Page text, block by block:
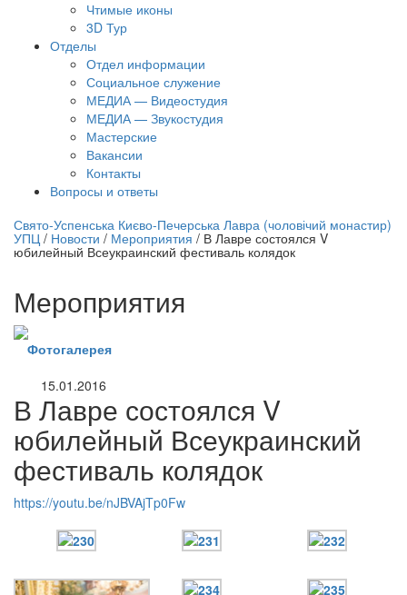
Чтимые иконы
3D Тур
Отделы
Отдел информации
Социальное служение
МЕДИА — Видеостудия
МЕДИА — Звукостудия
Мастерские
Вакансии
Контакты
Вопросы и ответы
трансляция | 12 сентября
трансляции
Свято-Успенська Києво-Печерська Лавра (чоловічий монастир)
УПЦ / Новости / Мероприятия / В Лавре состоялся V
юбилейный Всеукраинский фестиваль колядок
Мероприятия
Фотогалерея
15.01.2016
В Лавре состоялся V
юбилейный Всеукраинский
фестиваль колядок
https://youtu.be/nJBVAjTp0Fw